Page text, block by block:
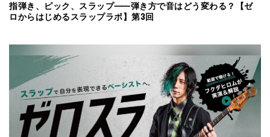
指弾き、ピック、スラップ⸺弾き方で音はどう変わる？【ゼ
ロからはじめるスラップラボ】第3回